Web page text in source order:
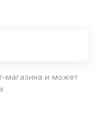
магазина и может